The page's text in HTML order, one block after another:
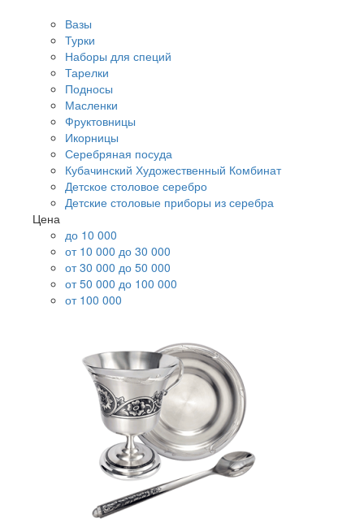
Вазы
Турки
Наборы для специй
Тарелки
Подносы
Масленки
Фруктовницы
Икорницы
Серебряная посуда
Кубачинский Художественный Комбинат
Детское столовое серебро
Детские столовые приборы из серебра
Цена
до 10 000
от 10 000 до 30 000
от 30 000 до 50 000
от 50 000 до 100 000
от 100 000